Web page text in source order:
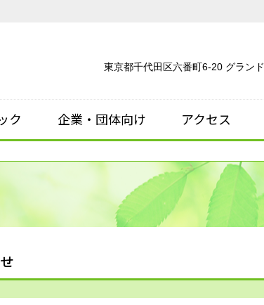
東京都千代田区六番町6-20 グラン
ク 企業・団体向け アクセス